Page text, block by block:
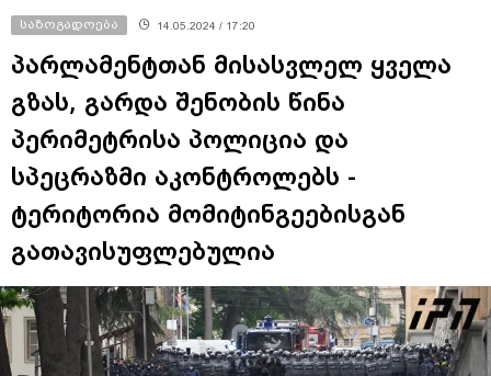
საზოგადოება 14.05.2024 / 17:20
პარლამენტთან მისასვლელ ყველა
გზას, გარდა შენობის წინა
პერიმეტრისა პოლიცია და
სპეცრაზმი აკონტროლებს -
ტერიტორია მომიტინგეებისგან
გათავისუფლებულია